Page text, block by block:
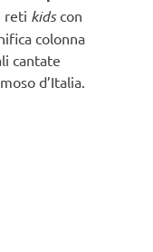
reti kidscon
colonna
cantate
d’Italia.